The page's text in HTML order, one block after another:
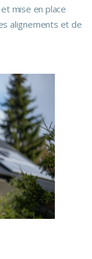
mise en place
alignements et de